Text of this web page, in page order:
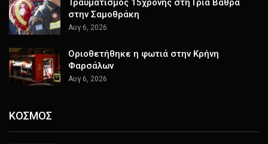
Τραυματισμός 15χρονης στη Γριά Βάθρα
στην Σαμοθράκη
Αυγ 6, 2026
Οριοθετήθηκε η φωτιά στην Κρήνη
Φαρσάλων
Αυγ 6, 2026
ΚΟΣΜΟΣ